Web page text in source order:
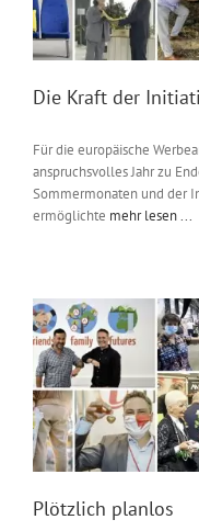
Die Kraft der
Für die europäische
anspruchsvolles Jahr zu
Sommermonaten und der
ermöglichte mehr lesen ...
Plötzlich planlos